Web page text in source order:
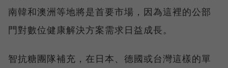
南韓和澳洲等地將是首要市場，因為這裡的公部
門對數位健康解決方案需求日益成長。
智抗糖團隊補充，在日本、德國或台灣這樣的單